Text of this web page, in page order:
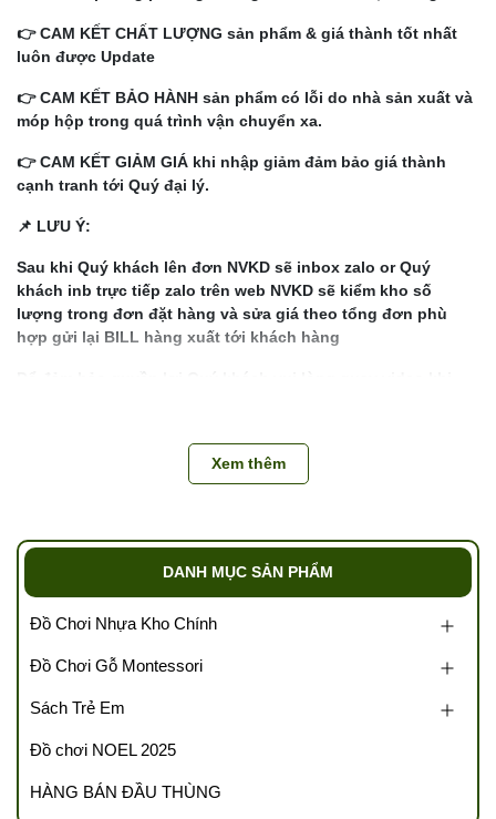
👉 CAM KẾT CHẤT LƯỢNG sản phẩm & giá thành tốt nhất
luôn được Update
👉 CAM KẾT BẢO HÀNH sản phẩm có lỗi do nhà sản xuất và
móp hộp trong quá trình vận chuyển xa.
👉 CAM KẾT GIẢM GIÁ khi nhập giảm đảm bảo giá thành
cạnh tranh tới Quý đại lý.
📌 LƯU Ý:
Sau khi Quý khách lên đơn NVKD sẽ inbox zalo or Quý
khách inb trực tiếp zalo trên web NVKD sẽ kiểm kho số
lượng trong đơn đặt hàng và sửa giá theo tổng đơn phù
hợp gửi lại BILL hàng xuất tới khách hàng
hành đổi trả cho khách hàng
Liên hệ Hotline để giải đáp mọi thắc mắc về sản phẩm:
💌 Cám ơn sự đồng hành của quý đại lý cùngTổng kho
https://tongkhotutikids.com/
Tags: Tổng kho đồ chơi, sỉ đồ chơi trẻ em, kho đồ chơi trẻ
chơi, kho sách trẻ em, v….v
Xem thêm
DANH MỤC SẢN PHẨM
Đồ Chơi Nhựa Kho Chính
Đồ Chơi Gỗ Montessori
Sách Trẻ Em
Đồ chơi NOEL 2025
HÀNG BÁN ĐẦU THÙNG